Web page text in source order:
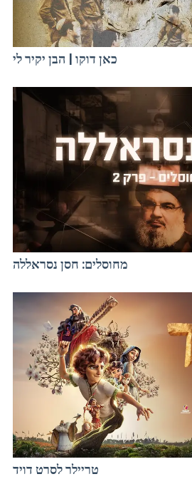
כאן דוקו | הבן יקיר לי
מחוסלים: חסן נסראללה
טריילר לסרט דויד